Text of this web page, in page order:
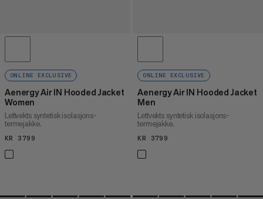
ONLINE EXCLUSIVE
Aenergy Air IN Hooded Jacket
Women
Lettvekts syntetisk isolasjons-
termejakke.
KR 3799
ONLINE EXCLUSIVE
Aenergy Air IN Hooded Jacket
Men
Lettvekts syntetisk isolasjons-
termejakke.
KR 3799